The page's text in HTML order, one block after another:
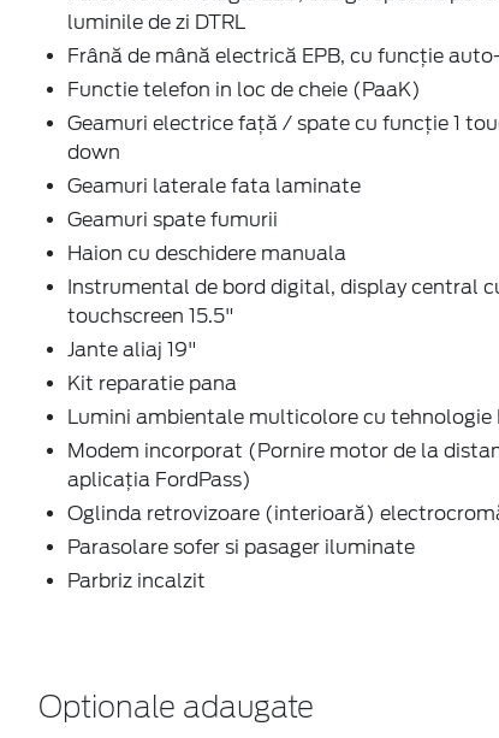
luminile de zi DTRL
Frână de mână electrică EPB, cu funcție
Functie telefon in loc de cheie (PaaK)
Geamuri electrice față / spate cu funcție 1
down
Geamuri laterale fata laminate
Geamuri spate fumurii
Haion cu deschidere manuala
Instrumental de bord digital, display central
touchscreen 15.5"
Jante aliaj 19"
Kit reparatie pana
Lumini ambientale multicolore cu tehnologie
Modem incorporat (Pornire motor de la
aplicația FordPass)
Oglinda retrovizoare (interioară)
Parasolare sofer si pasager iluminate
Parbriz incalzit
Optionale adaugate